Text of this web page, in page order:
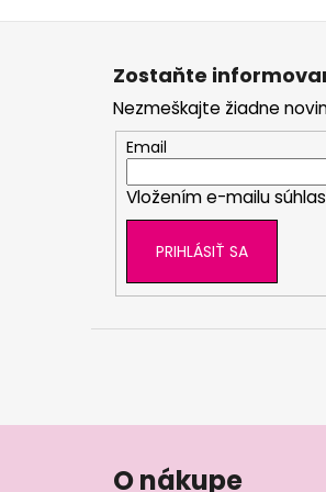
Zostaňte
Nezmeškajte žiadne
Email
Vložením e-mailu
PRIHLÁSIŤ SA
O nákupe